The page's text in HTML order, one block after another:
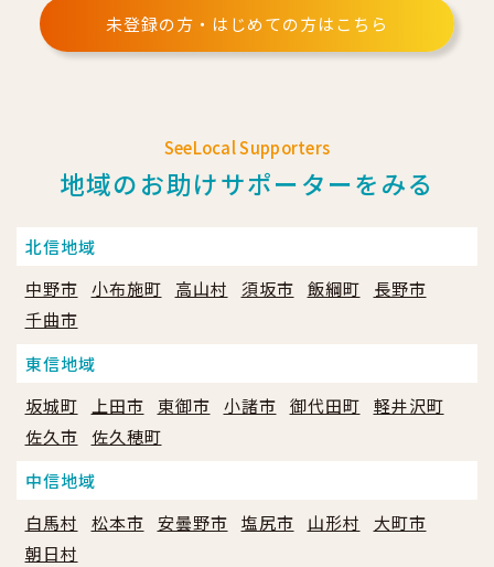
未登録の方・はじめての方はこちら
SeeLocal Supporters
地域のお助けサポーターをみる
北信地域
中野市
小布施町 高山村 須坂市 飯綱町
長野市
千曲市
東信地域
坂城町
上田市 東御市 小諸市 御代田町
軽井沢町
佐久市
佐久穂町
中信地域
白馬村
松本市 安曇野市 塩尻市 山形村
大町市
朝日村